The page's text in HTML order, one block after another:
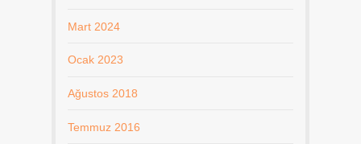
Mart 2024
Ocak 2023
Ağustos 2018
Temmuz 2016